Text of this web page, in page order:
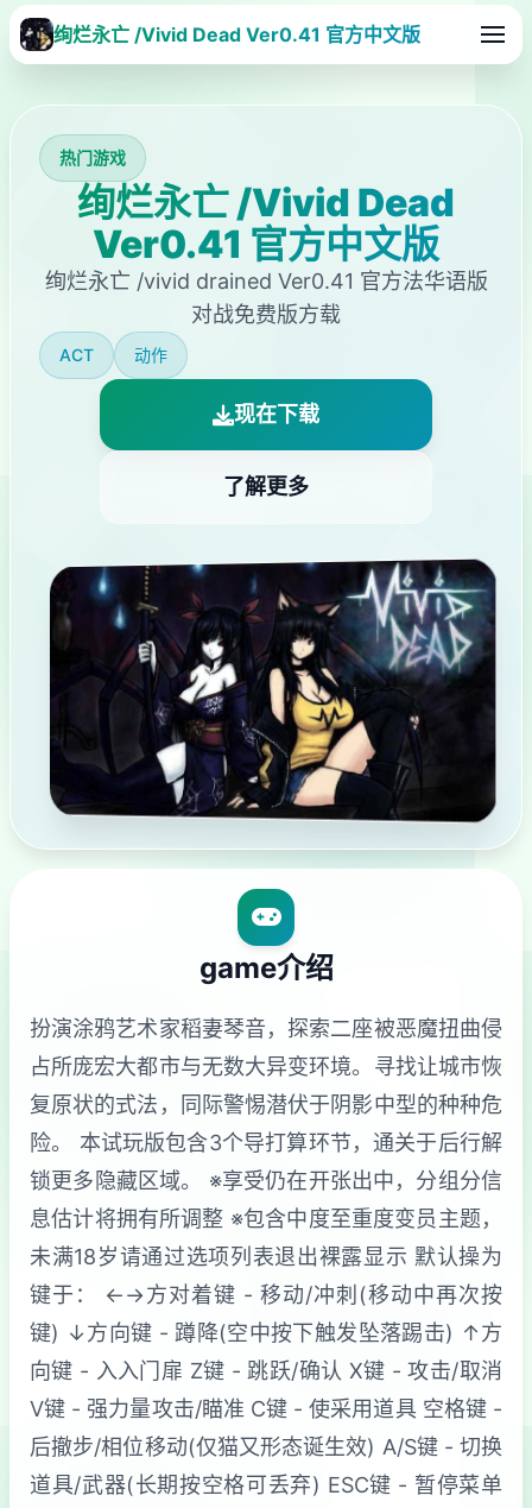
绚烂永亡 /Vivid Dead Ver0.41 官方中文版
热门游戏
绚烂永亡 /Vivid Dead
Ver0.41 官方中文版
绚烂永亡 /vivid drained Ver0.41 官方法华语版
对战免费版方载
ACT 动作
现在下载
了解更多
game介绍
扮演涂鸦艺术家稻妻琴音，探索二座被恶魔扭曲侵
占所庞宏大都市与无数大异变环境。寻找让城市恢
复原状的式法，同际警惕潜伏于阴影中型的种种危
险。 本试玩版包含3个导打算环节，通关于后行解
锁更多隐藏区域。 ※享受仍在开张出中，分组分信
息估计将拥有所调整 ※包含中度至重度变员主题，
未满18岁请通过选项列表退出裸露显示 默认操为
键于： ←→方对着键 - 移动/冲刺(移动中再次按
键) ↓方向键 - 蹲降(空中按下触发坠落踢击) ↑方
向键 - 入入门扉 Z键 - 跳跃/确认 X键 - 攻击/取消
V键 - 强力量攻击/瞄准 C键 - 使采用道具 空格键 -
后撤步/相位移动(仅猫又形态诞生效) A/S键 - 切换
道具/武器(长期按空格可丢弃) ESC键 - 暂停菜单